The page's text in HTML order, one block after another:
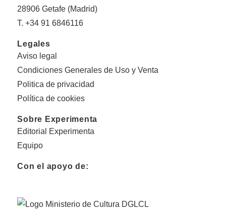
28906 Getafe (Madrid)
T. +34 91 6846116
Legales
Aviso legal
Condiciones Generales de Uso y Venta
Politica de privacidad
Política de cookies
Sobre Experimenta
Editorial Experimenta
Equipo
Con el apoyo de: